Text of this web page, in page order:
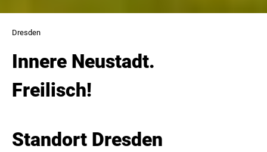
Dresden
Innere Neustadt.
Freilisch!
Standort Dresden